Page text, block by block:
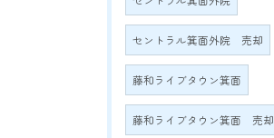
セントラル箕面外院 売却
藤和ライブタウン箕面
藤和ライブタウン箕面 売却